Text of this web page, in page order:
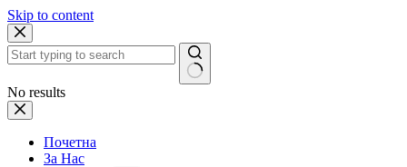
Skip to content
No results
Почетна
За Нас